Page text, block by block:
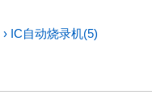
› IC自动烧录机(5)